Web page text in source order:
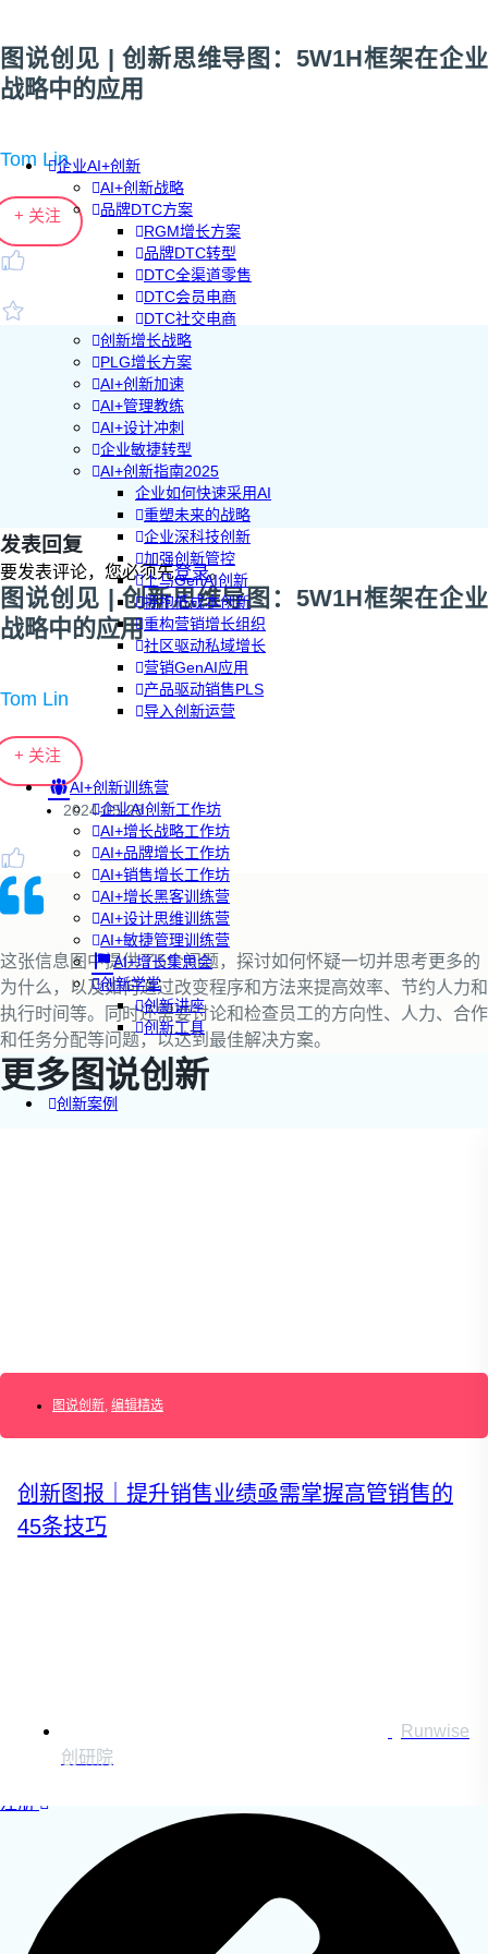
企业AI+创新
AI+创新战略
品牌DTC方案
RGM增长方案
品牌DTC转型
DTC全渠道零售
DTC会员电商
DTC社交电商
创新增长战略
PLG增长方案
AI+创新加速
AI+管理教练
AI+设计冲刺
企业敏捷转型
AI+创新指南2025
企业如何快速采用AI
重塑未来的战略
企业深科技创新
加强创新管控
上马GenAI创新
拥抱低成本创新
重构营销增长组织
社区驱动私域增长
营销GenAI应用
产品驱动销售PLS
导入创新运营
AI+创新训练营
企业AI创新工作坊
AI+增长战略工作坊
AI+品牌增长工作坊
AI+销售增长工作坊
AI+增长黑客训练营
AI+设计思维训练营
AI+敏捷管理训练营
AI+增长集思会
创新学堂
创新讲座
创新工具
创新案例
产品驱动增长
转型敏捷组织
培养创新能力
运营创新转型
营销创新趋势报告
搜索：
注册
图说创见 | 创新思维导图：5W1H框架在企业
战略中的应用
Tom Lin
+ 关注
发表回复
要发表评论，您必须先登录。
图说创见 | 创新思维导图：5W1H框架在企业
战略中的应用
Tom Lin
+ 关注
2024-05-28
这张信息图中提供了5个问题，探讨如何怀疑一切并思考更多的
为什么，以及如何通过改变程序和方法来提高效率、节约人力和
执行时间等。同时还需要讨论和检查员工的方向性、人力、合作
和任务分配等问题，以达到最佳解决方案。
更多图说创新
图说创新, 编辑精选
创新图报｜提升销售业绩亟需掌握高管销售的
45条技巧
Runwise
创研院